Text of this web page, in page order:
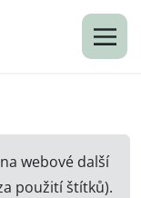
webové další
použití štítků).